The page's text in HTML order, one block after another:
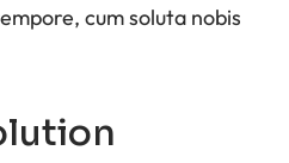
cum soluta nobis